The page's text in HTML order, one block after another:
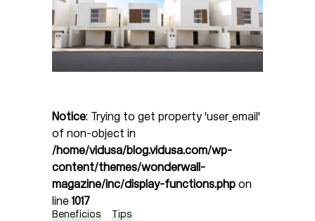
Notice: Trying to get property 'user_email'
of non-object in
/home/vidusa/blog.vidusa.com/wp-
content/themes/wonderwall-
magazine/inc/display-functions.php on
line 1017
Beneficios Tips